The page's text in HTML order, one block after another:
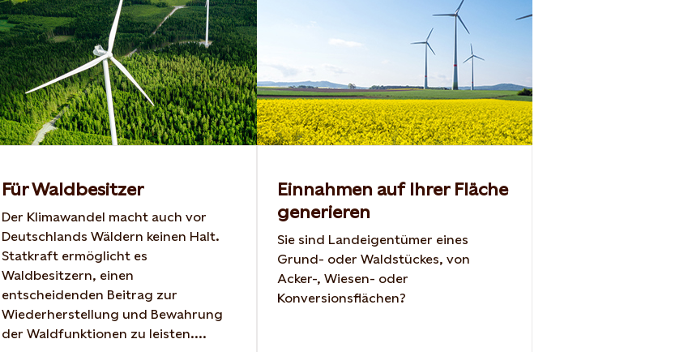
Für Waldbesitzer
Der Klimawandel macht auch vor
Deutschlands Wäldern keinen Halt.
Statkraft ermöglicht es
Waldbesitzern, einen
entscheidenden Beitrag zur
Wiederherstellung und Bewahrung
der Waldfunktionen zu leisten....
Einnahmen auf Ihrer Fläche
generieren
Sie sind Landeigentümer eines
Grund- oder Waldstückes, von
Acker-, Wiesen- oder
Konversionsflächen?